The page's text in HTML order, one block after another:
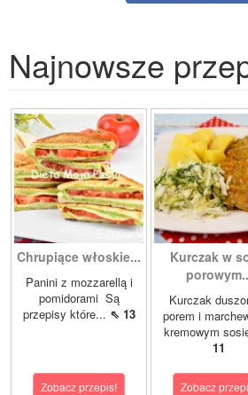
Najnowsze
Chrupiące włoskie...
Panini z mozzarellą i
pomidorami Są
przepisy które... ⇖ 13
Zobacz przepis!
Kurczak w
Kurczak
porem i
kremowym
11
Zobacz